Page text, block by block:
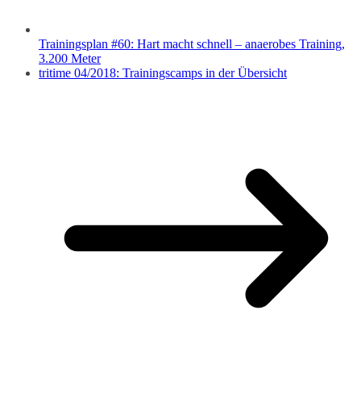
Trainingsplan #60: Hart macht schnell – anaerobes Training,
3.200 Meter
tritime 04/2018: Trainingscamps in der Übersicht